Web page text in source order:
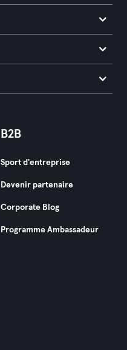
B2B
Sport d'entreprise
Devenir partenaire
Corporate Blog
Programme Ambassadeur